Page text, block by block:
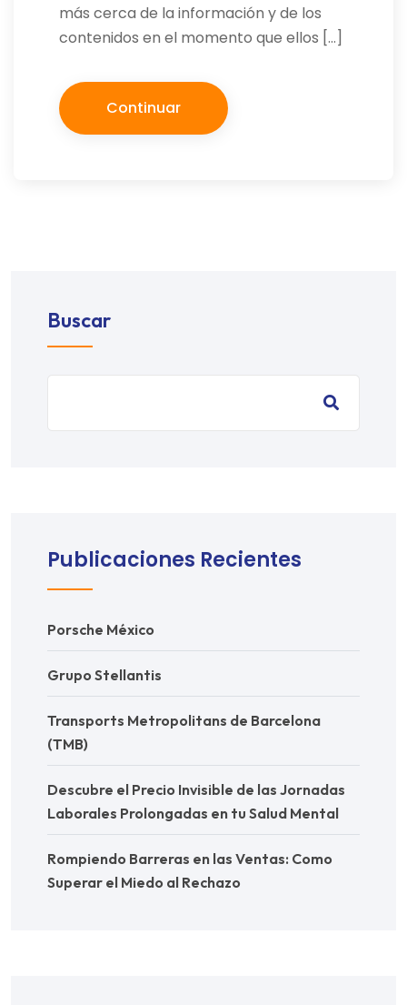
más cerca de la información y de los
contenidos en el momento que ellos […]
Continuar
Buscar
Publicaciones Recientes
Porsche México
Grupo Stellantis
Transports Metropolitans de Barcelona
(TMB)
Descubre el Precio Invisible de las Jornadas
Laborales Prolongadas en tu Salud Mental
Rompiendo Barreras en las Ventas: Como
Superar el Miedo al Rechazo